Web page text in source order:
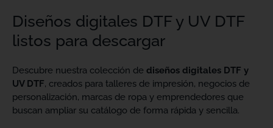
Diseños digitales DTF y UV DTF
listos para descargar
Descubre nuestra colección de diseños digitales DTF y
UV DTF, creados para talleres de impresión, negocios de
personalización, marcas de ropa y emprendedores que
buscan ampliar su catálogo de forma rápida y sencilla.